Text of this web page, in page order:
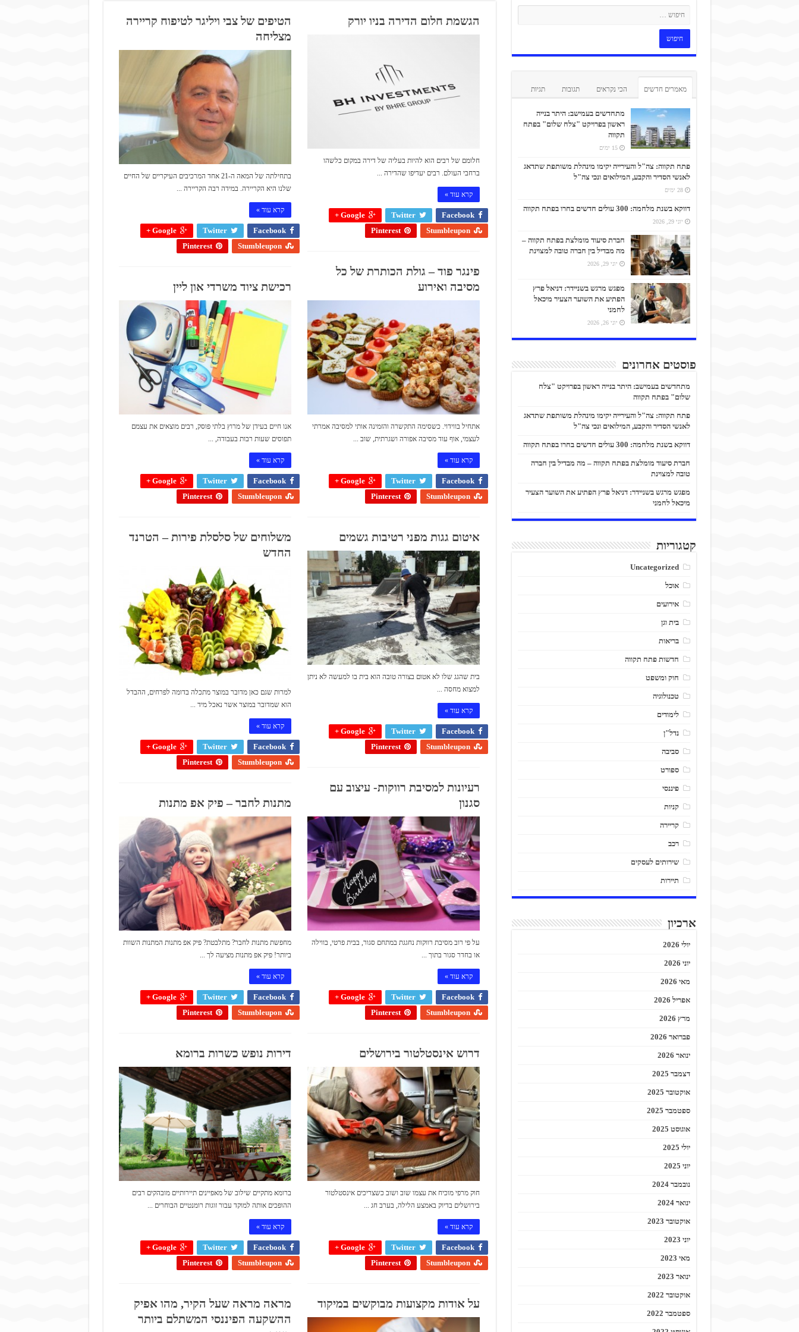
הגשמת חלום הדירה בניו יורק
חלומם של רבים הוא להיות בעליה של דירה במקום כלשהו
ברחבי העולם. רבים יעדיפו שהדירה ...
קרא עוד »
Facebook
Twitter
Google +
Stumbleupon
Pinterest
הטיפים של צבי ויליגר לטיפוח קריירה
מצליחה
בתחילתה של המאה ה-21 אחד המרכיבים העיקריים של החיים
שלנו היא הקריירה. במידה רבה הקריירה ...
קרא עוד »
Facebook
Twitter
Google +
Stumbleupon
Pinterest
פינגר פוד – גולת הכותרת של כל
מסיבה ואירוע
אתחיל בווידוי. כשסימה התקשרה והזמינה אותי למסיבה אמרתי
לעצמי, אוף עוד מסיבה אפורה ושגרתית, שוב ...
קרא עוד »
Facebook
Twitter
Google +
Stumbleupon
Pinterest
רכישת ציוד משרדי און ליין
אנו חיים בעידן של מרוץ בלתי פוסק, רבים מוצאים את עצמם
תפוסים שעות רבות בעבודה, ...
קרא עוד »
Facebook
Twitter
Google +
Stumbleupon
Pinterest
איטום גגות מפני רטיבות גשמים
בית שהגג שלו לא אטום בצורה טובה הוא בית בו למעשה לא ניתן
למצוא מחסה ...
קרא עוד »
Facebook
Twitter
Google +
Stumbleupon
Pinterest
משלוחים של סלסלת פירות – הטרנד
החדש
למרות שגם כאן מדובר במוצר מתכלה בדומה לפרחים, ההבדל
הוא שמדובר במוצר אשר נאכל מיד ...
קרא עוד »
Facebook
Twitter
Google +
Stumbleupon
Pinterest
רעיונות למסיבת רווקות- עיצוב עם
סגנון
על פי רוב מסיבת רווקות נחגגת במתחם סגור, בבית פרטי, בווילה
או בחדר סגור בתוך ...
קרא עוד »
Facebook
Twitter
Google +
Stumbleupon
Pinterest
מתנות לחבר – פיק אפ מתנות
מחפשת מתנות לחבר? מתלבטת? פיק אפ מתנות המתנות השוות
ביותר! פיק אפ מתנות מציעה לך ...
קרא עוד »
Facebook
Twitter
Google +
Stumbleupon
Pinterest
דרוש אינסטלטור בירושלים
חוק מרפי מוכיח את עצמו שוב ושוב כשצריכים אינסטלטור
בירושלים בדיוק באמצע הלילה, בערב חג ...
קרא עוד »
Facebook
Twitter
Google +
Stumbleupon
Pinterest
דירות נופש כשרות ברומא
ברומא מתקיים שילוב של מאפיינים תיירותיים מובהקים רבים
ההופכים אותה למוקד עבור זוגות רומנטיים הבוחרים ...
קרא עוד »
Facebook
Twitter
Google +
Stumbleupon
Pinterest
על אודות מקצועות מבוקשים במיקוד
מראה מראה שעל הקיר, מהו אפיק
ההשקעה הפיננסי המשתלם ביותר
מאמרים חדשים הכי נקראים תגובות תגיות
מתחדשים בעמישב: היתר בנייה
ראשון בפרויקט "צלח שלום" בפתח
תקווה
15 ימים
פתח תקווה: צה"ל והעירייה יקימו מינהלת משותפת שתדאג
לאנשי הסדיר והקבע, המילואים ונכי צה"ל
28 ימים
דווקא בשנת מלחמה: 300 עולים חדשים בחרו בפתח תקווה
יוני 29, 2026
חברת סיעוד מומלצת בפתח תקווה –
מה מבדיל בין חברה טובה למצוינת
יוני 29, 2026
מפגש מרגש בשניידר: דניאל פרץ
הפתיע את השוער הצעיר מיכאל
לחמני
יוני 26, 2026
פוסטים אחרונים
מתחדשים בעמישב: היתר בנייה ראשון בפרויקט "צלח
שלום" בפתח תקווה
פתח תקווה: צה"ל והעירייה יקימו מינהלת משותפת שתדאג
לאנשי הסדיר והקבע, המילואים ונכי צה"ל
דווקא בשנת מלחמה: 300 עולים חדשים בחרו בפתח תקווה
חברת סיעוד מומלצת בפתח תקווה – מה מבדיל בין חברה
טובה למצוינת
מפגש מרגש בשניידר: דניאל פרץ הפתיע את השוער הצעיר
מיכאל לחמני
קטגוריות
Uncategorized
אוכל
אירועים
בית וגן
בריאות
חדשות פתח תקווה
חוק ומשפט
טכנולוגיה
לימודים
נדל"ן
סביבה
ספורט
פיננסי
קניות
קריירה
רכב
שירותים לעסקים
תיירות
ארכיון
יולי 2026
יוני 2026
מאי 2026
אפריל 2026
מרץ 2026
פברואר 2026
ינואר 2026
דצמבר 2025
אוקטובר 2025
ספטמבר 2025
אוגוסט 2025
יולי 2025
יוני 2025
נובמבר 2024
ינואר 2024
אוקטובר 2023
יוני 2023
מאי 2023
ינואר 2023
אוקטובר 2022
ספטמבר 2022